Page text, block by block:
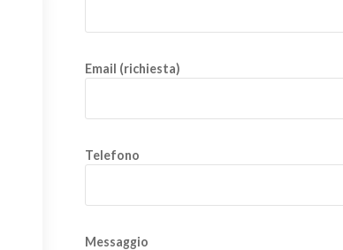
Email (richiesta)
Telefono
Messaggio